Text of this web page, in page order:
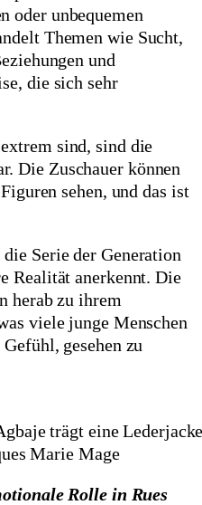
oder unbequemen
Themen wie Sucht,
und
die sich sehr
sind, sind die
Die Zuschauer können
sehen, und das ist
Serie der Generation
Realität anerkennt. Die
herab zu ihrem
viele junge Menschen
gesehen zu
trägt eine
Marie Mage
Rolle in Rues